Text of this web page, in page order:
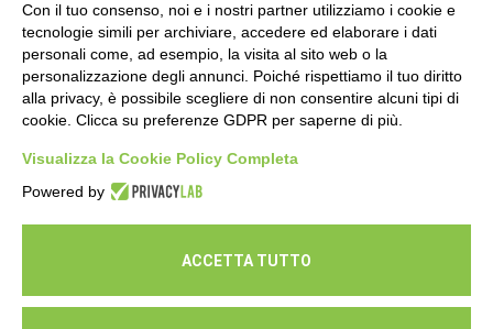
Con il tuo consenso, noi e i nostri partner utilizziamo i cookie e
tecnologie simili per archiviare, accedere ed elaborare i dati
personali come, ad esempio, la visita al sito web o la
personalizzazione degli annunci. Poiché rispettiamo il tuo diritto
alla privacy, è possibile scegliere di non consentire alcuni tipi di
cookie. Clicca su preferenze GDPR per saperne di più.
Visualizza la Cookie Policy Completa
Powered by
ACCETTA TUTTO